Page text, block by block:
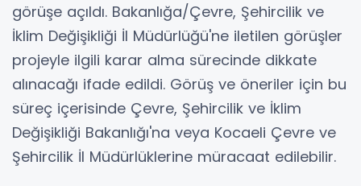
görüşe açıldı. Bakanlığa/Çevre, Şehircilik ve
İklim Değişikliği İl Müdürlüğü'ne iletilen görüşler
projeyle ilgili karar alma sürecinde dikkate
alınacağı ifade edildi. Görüş ve öneriler için bu
süreç içerisinde Çevre, Şehircilik ve İklim
Değişikliği Bakanlığı'na veya Kocaeli Çevre ve
Şehircilik İl Müdürlüklerine müracaat edilebilir.